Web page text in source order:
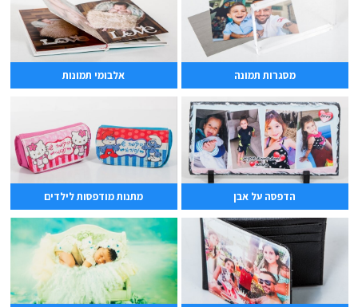
מסגרות תמונה אלבומי תמונות
הדפסה על אבן מתנות מודפסות לילדים